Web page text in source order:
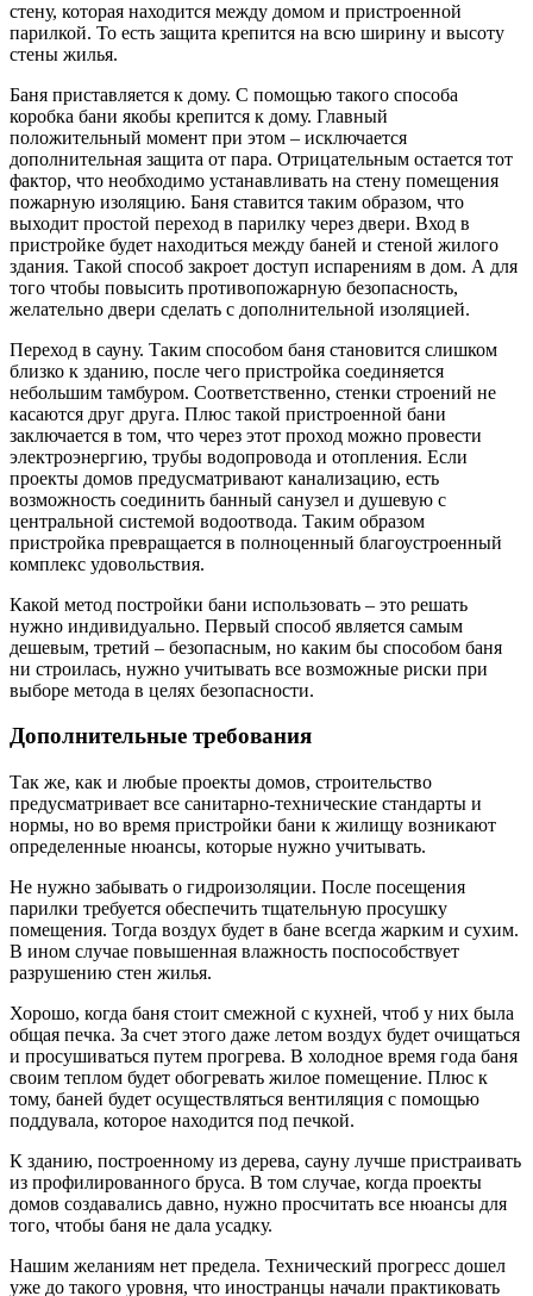
стену, которая находится между домом и пристроенной
парилкой. То есть защита крепится на всю ширину и высоту
стены жилья.
Баня приставляется к дому. С помощью такого способа
коробка бани якобы крепится к дому. Главный
положительный момент при этом – исключается
дополнительная защита от пара. Отрицательным остается тот
фактор, что необходимо устанавливать на стену помещения
пожарную изоляцию. Баня ставится таким образом, что
выходит простой переход в парилку через двери. Вход в
пристройке будет находиться между баней и стеной жилого
здания. Такой способ закроет доступ испарениям в дом. А для
того чтобы повысить противопожарную безопасность,
желательно двери сделать с дополнительной изоляцией.
Переход в сауну. Таким способом баня становится слишком
близко к зданию, после чего пристройка соединяется
небольшим тамбуром. Соответственно, стенки строений не
касаются друг друга. Плюс такой пристроенной бани
заключается в том, что через этот проход можно провести
электроэнергию, трубы водопровода и отопления. Если
проекты домов предусматривают канализацию, есть
возможность соединить банный санузел и душевую с
центральной системой водоотвода. Таким образом
пристройка превращается в полноценный благоустроенный
комплекс удовольствия.
Какой метод постройки бани использовать – это решать
нужно индивидуально. Первый способ является самым
дешевым, третий – безопасным, но каким бы способом баня
ни строилась, нужно учитывать все возможные риски при
выборе метода в целях безопасности.
Дополнительные требования
Так же, как и любые проекты домов, строительство
предусматривает все санитарно-технические стандарты и
нормы, но во время пристройки бани к жилищу возникают
определенные нюансы, которые нужно учитывать.
Не нужно забывать о гидроизоляции. После посещения
парилки требуется обеспечить тщательную просушку
помещения. Тогда воздух будет в бане всегда жарким и сухим.
В ином случае повышенная влажность поспособствует
разрушению стен жилья.
Хорошо, когда баня стоит смежной с кухней, чтоб у них была
общая печка. За счет этого даже летом воздух будет очищаться
и просушиваться путем прогрева. В холодное время года баня
своим теплом будет обогревать жилое помещение. Плюс к
тому, баней будет осуществляться вентиляция с помощью
поддувала, которое находится под печкой.
К зданию, построенному из дерева, сауну лучше пристраивать
из профилированного бруса. В том случае, когда проекты
домов создавались давно, нужно просчитать все нюансы для
того, чтобы баня не дала усадку.
Нашим желаниям нет предела. Технический прогресс дошел
уже до такого уровня, что иностранцы начали практиковать